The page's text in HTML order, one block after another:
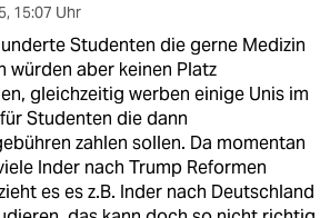
, 15:07 Uhr
Studenten die gerne Medizin
würden aber keinen Platz
gleichzeitig werben einige Unis im
Studenten die dann
zahlen sollen. Da momentan
Inder nach Trump Reformen
es es z.B. Inder nach Deutschland